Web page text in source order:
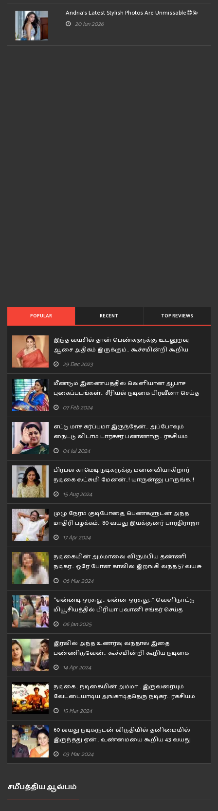
Andria's Latest Stylish Photos Are Unmissable😍💫
20 Jun 2026
POPULAR RECENT TOP REVIEWS
இந்த வயசில் தான் பெண்களுக்கு உடலுறவு
ஆசை அதிகம் இருக்கும்.. கூச்சமின்றி கூறிய
வித்யா பாலன்..!
29 Dec 2023
மீண்டும் இணையத்தில் வெளியான ஆபாச
புகைப்படங்கள்.. சீரியல் நடிகை பிரவீனா செய்த
சம்பவம்..!
07 Feb 2024
எட்டு மாச கர்ப்பமா இருந்தேன்… அப்போவும்
நைட்டு விடாம டார்ச்சர் பண்ணாரு.. ரகசியம்
உடைத்த குஷ்பூ..!
04 Jul 2024
பிரபல காமெடி நடிகருக்கு மனைவியாகிறார்
நடிகை லட்சுமி மேனன்..! யாருன்னு பாருங்க..!
15 Aug 2024
முழு நேரம் குடிபோதை, பெண்களுடன் அந்த
மாதிரி பழக்கம்.. 80 வயது இயக்குனர் பாரதிராஜா
செய்த காரியம்!!
17 Apr 2024
நடிகையின் அம்மாவை விரும்பிய தண்ணி
நடிகர்.. ஒரே போன் காலில் இறங்கி வந்த 57 வயசு
தேர் நடிகை..
06 Mar 2024
“என்னடி ஒரசுது.. என்ன ஒரசுது..” வெளிநாட்டு
மியூசியத்தில் பிரியா பவானி சங்கர் செய்த
கன்றாவி..!
06 Jan 2025
இரவில் அந்த உணர்வு வந்தால் இதை
பண்ணிடுவேன்.. கூச்சமின்றி கூறிய நடிகை
சோனா..!
14 Apr 2024
நடிகை.. நடிகையின் அம்மா.. இருவரையும்
வேட்டையாடிய அங்காடித்தெரு நடிகர்.. ரகசியம்
உடைத்த பிரபல நடிகர்!
15 Mar 2024
60 வயது நடிகருடன் விடுதியில் தனிமையில்
இருந்தது ஏன்.. உண்மையை கூறிய 43 வயது
நடிகை..
03 Mar 2024
சமீபத்திய ஆல்பம்